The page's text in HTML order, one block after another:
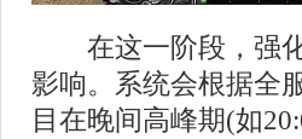
在这一阶段，强化
影响。系统会根据全
目在晚间高峰期(如